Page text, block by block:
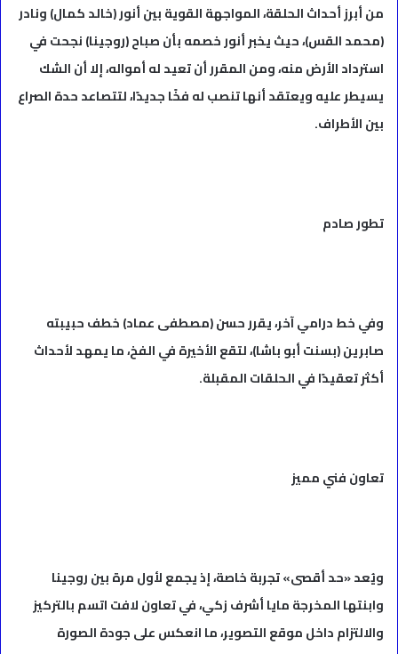
من أبرز أحداث الحلقة، المواجهة القوية بين أنور (خالد كمال) ونادر
(محمد القس)، حيث يخبر أنور خصمه بأن صباح (روجينا) نجحت في
استرداد الأرض منه، ومن المقرر أن تعيد له أمواله، إلا أن الشك
يسيطر عليه ويعتقد أنها تنصب له فخًا جديدًا، لتتصاعد حدة الصراع
بين الأطراف.
تطور صادم
وفي خط درامي آخر، يقرر حسن (مصطفى عماد) خطف حبيبته
صابرين (بسنت أبو باشا)، لتقع الأخيرة في الفخ، ما يمهد لأحداث
أكثر تعقيدًا في الحلقات المقبلة.
تعاون فني مميز
ويُعد «حد أقصى» تجربة خاصة، إذ يجمع لأول مرة بين روجينا
وابنتها المخرجة مايا أشرف زكي، في تعاون لافت اتسم بالتركيز
والالتزام داخل موقع التصوير، ما انعكس على جودة الصورة